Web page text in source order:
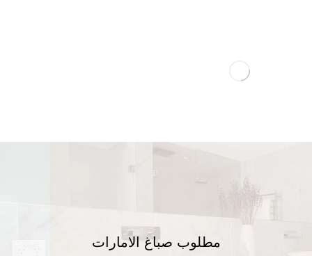
مطلوب صباغ الامارات